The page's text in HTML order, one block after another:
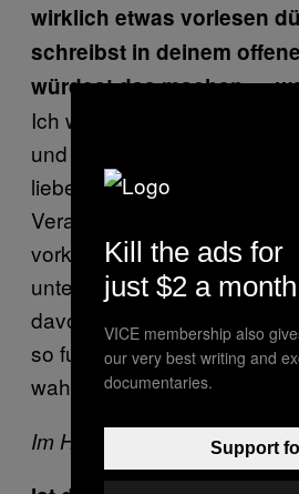
wirklich etwas vorlesen
schreibst in deinem
würdest das machen—,
Ich würde ihm einfach
und Männer oder Frauen
lieben, und dass es eine
Veranlagung ist, die überall
vorkommt. Dass davon die
untergeht, und dass vor
davon ausgeht—weil die
so furchtbare Angst. Vor
wahrscheinlich selber nicht.
Im Hintergrund klackern
Kill the ads for
just $2 a month
VICE membership also
our very best writing and
documentaries.
Support